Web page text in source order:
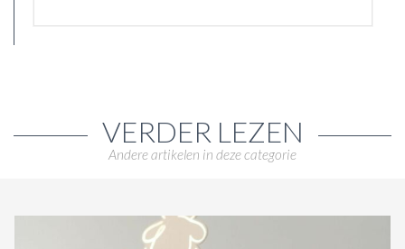
VERDER LEZEN
Andere artikelen in deze categorie